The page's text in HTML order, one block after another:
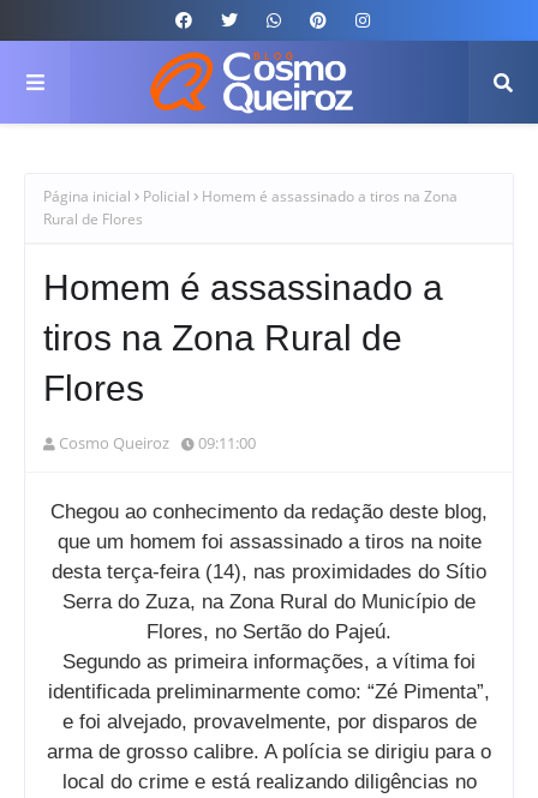
Página inicial Policial
Homem é assassinado a tiros na Zona
Rural de Flores
Homem é assassinado a
tiros na Zona Rural de
Flores
Cosmo Queiroz 09:11:00
Chegou ao conhecimento da redação deste blog,
que um homem foi assassinado a tiros na noite
desta terça-feira (14), nas proximidades do Sítio
Serra do Zuza, na Zona Rural do Município de
Flores, no Sertão do Pajeú.
Segundo as primeira informações, a vítima foi
identificada preliminarmente como: “Zé Pimenta”,
e foi alvejado, provavelmente, por disparos de
arma de grosso calibre. A polícia se dirigiu para o
local do crime e está realizando diligências no